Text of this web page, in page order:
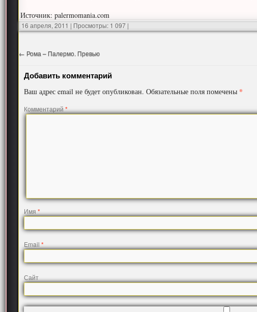
Источник: palermomania.com
16 апреля, 2011 | Просмотры: 1 097 |
← Рома – Палермо. Превью
Добавить комментарий
Ваш адрес email не будет опубликован. Обязательные поля помечены *
Комментарий*
Имя*
Email*
Сайт